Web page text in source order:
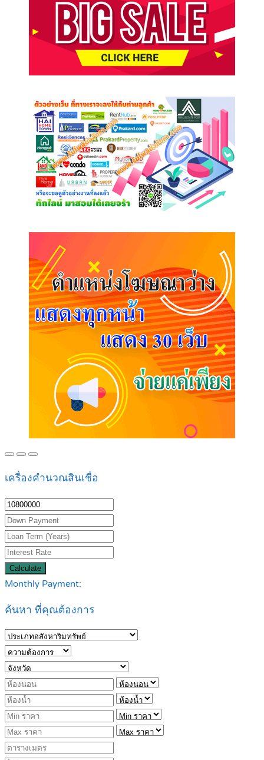
เครื่องคำนวณสินเชื่อ
Calculate
Monthly Payment:
ค้นหา ที่คุณต้องการ